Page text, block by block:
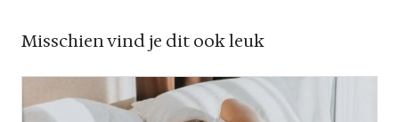
Misschien vind je dit ook leuk